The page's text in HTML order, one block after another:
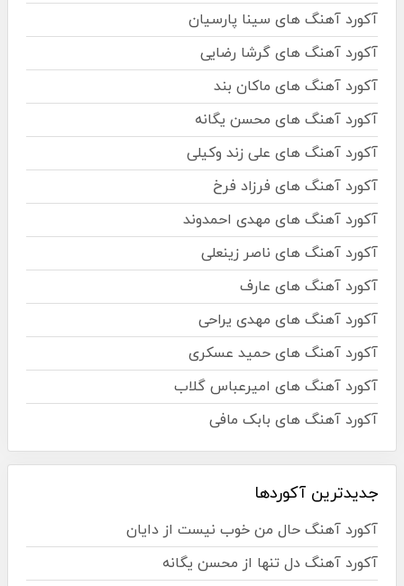
آکورد آهنگ های سینا پارسیان
آکورد آهنگ های گرشا رضایی
آکورد آهنگ های ماکان بند
آکورد آهنگ های محسن یگانه
آکورد آهنگ های علی زند وکیلی
آکورد آهنگ های فرزاد فرخ
آکورد آهنگ های مهدی احمدوند
آکورد آهنگ های ناصر زینعلی
آکورد آهنگ های عارف
آکورد آهنگ های مهدی یراحی
آکورد آهنگ های حمید عسکری
آکورد آهنگ های امیرعباس گلاب
آکورد آهنگ های بابک مافی
جدیدترین آکوردها
آکورد آهنگ حال من خوب نیست از دایان
آکورد آهنگ دل تنها از محسن یگانه